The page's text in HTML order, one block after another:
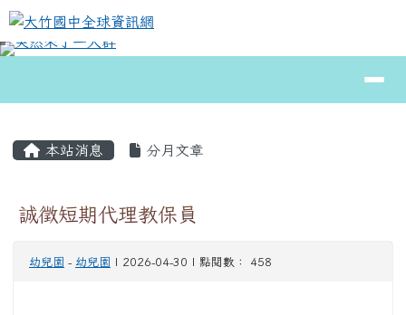
跳至主內容區
大竹國中全球資訊網
⏸
本站消息 分月文章
誠徵短期代理教保員
幼兒園 - 幼兒園 | 2026-04-30 | 點閱數： 458